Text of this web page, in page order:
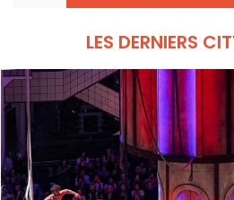
LES DERNIERS